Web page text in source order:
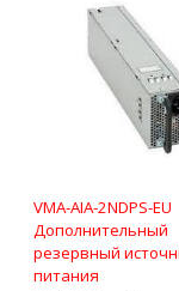
VMA-AIA-2NDPS-EU
Дополнительный
резервный
питания